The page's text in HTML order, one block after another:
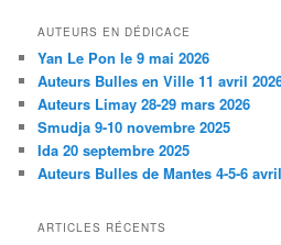
AUTEURS EN DÉDICACE
Yan Le Pon le 9 mai 2026
Auteurs Bulles en Ville 11 avril
Auteurs Limay 28-29 mars 2026
Smudja 9-10 novembre 2025
Ida 20 septembre 2025
Auteurs Bulles de Mantes 4-5-6
ARTICLES RÉCENTS